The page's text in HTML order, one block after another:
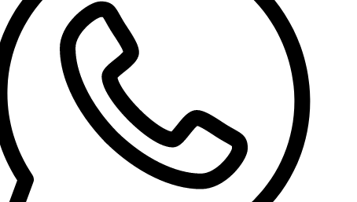
تولید محتوای متنی
فیلمبرداری
استاپ موشن (ویدئو)
تولید پادکست
تولید محتوای ویدئویی